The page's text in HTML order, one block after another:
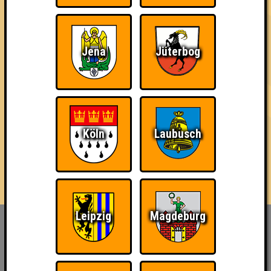
1 Teams
04.09.2025vonohne Smartphone aufgeschmissen
Inhaber & Geschäftsführer:
Georg Martin // Quizlabor
Sandower Straße 56
Jena Jüterbog
Köln Laubusch
Leipzig Magdeburg